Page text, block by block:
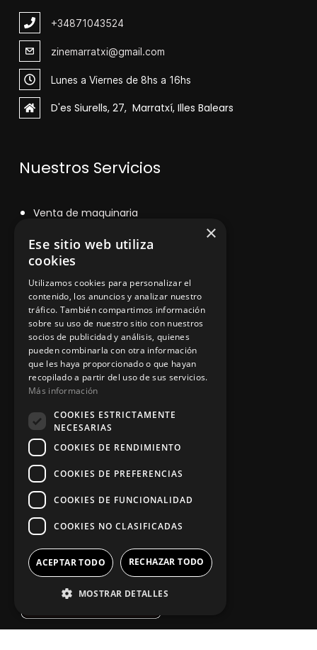
+34871043524
zinemarratxi@gmail.com
Lunes a Viernes de 8hs a 16hs
D'es Siurells, 27, Marratxí, Illes Balears
Nuestros Servicios
Venta de maquinaria
Asesoramiento personalizado
Instalación y reparación
Contacto
Información legal
Aviso legal
App Zine Hostelería
×
Ese sitio web utiliza
cookies
Utilizamos cookies para personalizar el
contenido, los anuncios y analizar nuestro
tráfico. También compartimos información
sobre su uso de nuestro sitio con nuestros
socios de publicidad y análisis, quienes
pueden combinarla con otra información
que les haya proporcionado o que hayan
recopilado a partir del uso de sus servicios.
Más información
COOKIES ESTRICTAMENTE
NECESARIAS
COOKIES DE RENDIMIENTO
COOKIES DE PREFERENCIAS
COOKIES DE FUNCIONALIDAD
COOKIES NO CLASIFICADAS
ACEPTAR TODO RECHAZAR TODO
MOSTRAR DETALLES